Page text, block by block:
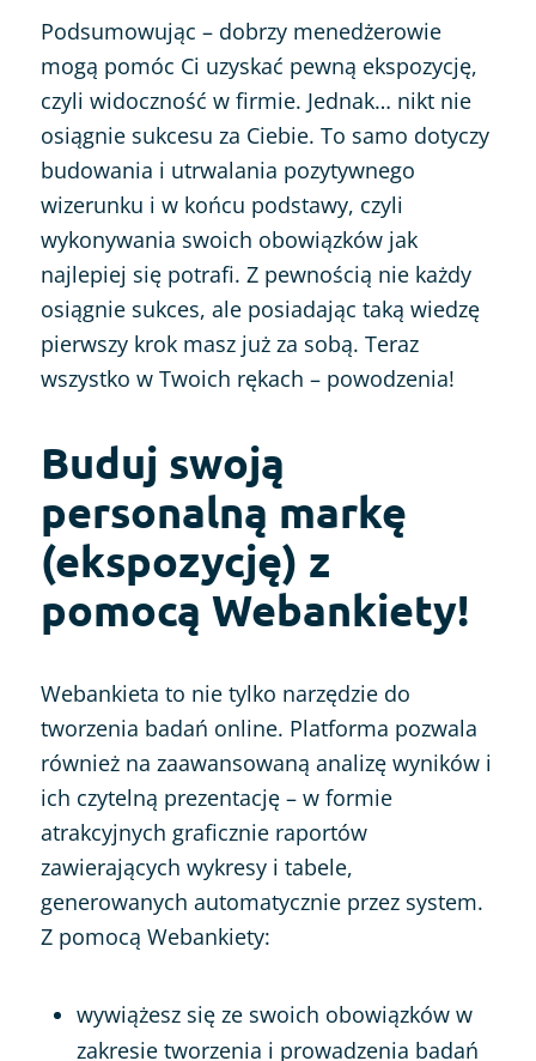
Podsumowując – dobrzy menedżerowie
mogą pomóc Ci uzyskać pewną ekspozycję,
czyli widoczność w firmie. Jednak… nikt nie
osiągnie sukcesu za Ciebie. To samo dotyczy
budowania i utrwalania pozytywnego
wizerunku i w końcu podstawy, czyli
wykonywania swoich obowiązków jak
najlepiej się potrafi. Z pewnością nie każdy
osiągnie sukces, ale posiadając taką wiedzę
pierwszy krok masz już za sobą. Teraz
wszystko w Twoich rękach – powodzenia!
Buduj swoją
personalną markę
(ekspozycję) z
pomocą Webankiety!
Webankieta to nie tylko narzędzie do
tworzenia badań online. Platforma pozwala
również na zaawansowaną analizę wyników i
ich czytelną prezentację – w formie
atrakcyjnych graficznie raportów
zawierających wykresy i tabele,
generowanych automatycznie przez system.
Z pomocą Webankiety:
wywiążesz się ze swoich obowiązków w
zakresie tworzenia i prowadzenia badań